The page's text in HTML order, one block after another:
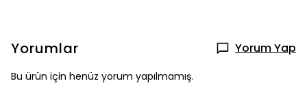
Yorumlar Yorum Yap
Bu ürün için henüz yorum yapılmamış.